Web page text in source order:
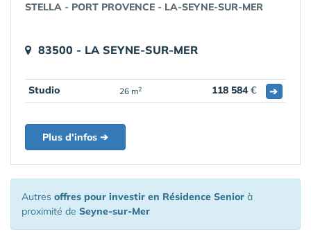
STELLA - PORT PROVENCE - LA-SEYNE-SUR-MER
83500 - LA SEYNE-SUR-MER
Studio 26 m2 118 584€ ➔
Plus d'infos ➔
Autres offres pour investir en Résidence Senior à
proximité de Seyne-sur-Mer